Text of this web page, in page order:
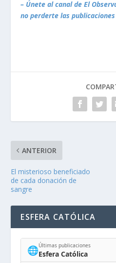
– Únete al canal de El
no perderte las
ANTERIOR
El misterioso beneficiado
de cada donación de
sangre
ESFERA CATÓLICA
🌐Últimas publicaciones
Esfera Católica